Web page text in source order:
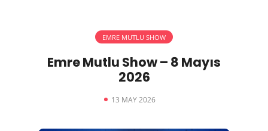
EMRE MUTLU SHOW
Emre Mutlu Show – 8 Mayıs
2026
13 MAY 2026